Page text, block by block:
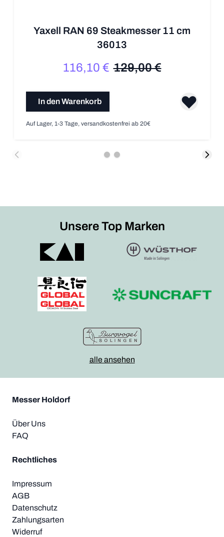
Yaxell RAN 69 Steakmesser 11 cm
36013
Sonderpreis
116,10 € Regulärer Preis
129,00 €
In den Warenkorb
Auf Lager, 1-3 Tage, versandkostenfrei ab 20€
Unsere Top Marken
alle ansehen
Messer Holdorf
Über Uns
FAQ
Rechtliches
Impressum
AGB
Datenschutz
Zahlungsarten
Widerruf